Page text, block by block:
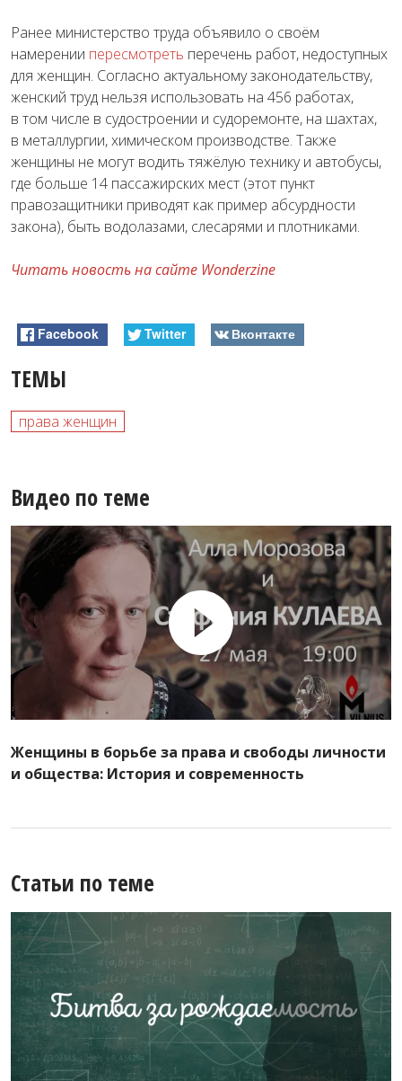
Ранее министерство труда объявило о своём
намерении пересмотреть перечень работ, недоступных
для женщин. Согласно актуальному законодательству,
женский труд нельзя использовать на 456 работах,
в том числе в судостроении и судоремонте, на шахтах,
в металлургии, химическом производстве. Также
женщины не могут водить тяжёлую технику и автобусы,
где больше 14 пассажирских мест (этот пункт
правозащитники приводят как пример абсурдности
закона), быть водолазами, слесарями и плотниками.
Читать новость на сайте Wonderzine
Facebook Twitter Вконтакте
ТЕМЫ
права женщин
Видео по теме
Женщины в борьбе за права и свободы личности
и общества: История и современность
Статьи по теме